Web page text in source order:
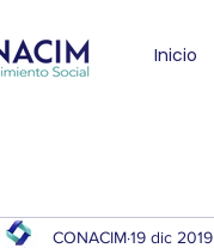
Inicio
CONACIM19 dic 2019